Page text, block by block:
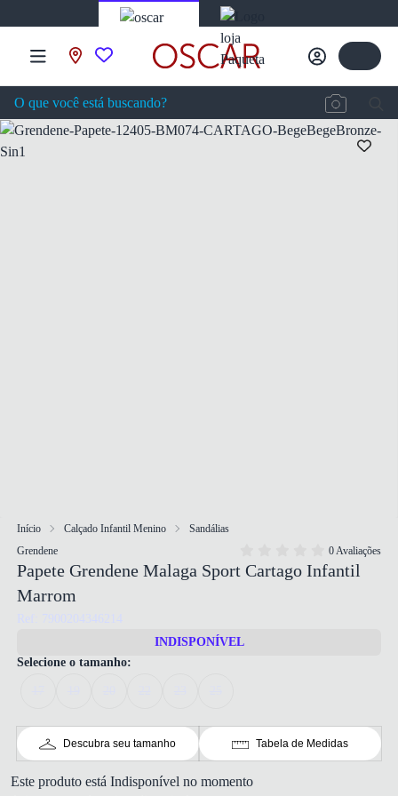
Início Calçado Infantil Menino
Sandálias
Grendene
0 Avaliações
Papete Grendene Malaga Sport Cartago Infantil
Marrom
Ref: 7900204346214
INDISPONÍVEL
Selecione o tamanho:
Descubra seu tamanho Tabela de Medidas
Este produto está Indisponível no momento